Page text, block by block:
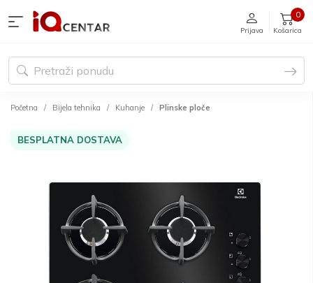
Prijava Košarica
0
Početna Bijela tehnika Kuhanje Plinske ploče
BESPLATNA DOSTAVA